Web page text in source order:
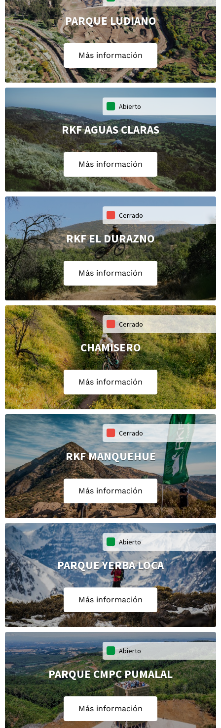
PARQUE LUDIANO
Más información
Abierto
RKF AGUAS CLARAS
Más información
Cerrado
RKF EL DURAZNO
Más información
Cerrado
CHAMISERO
Más información
Cerrado
RKF MANQUEHUE
Más información
Abierto
PARQUE YERBA LOCA
Más información
Abierto
PARQUE CMPC PUMALAL
Más información